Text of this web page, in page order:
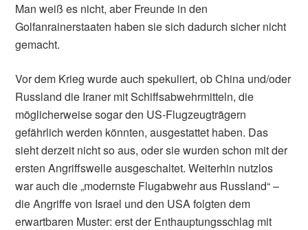
Man weiß es nicht, aber Freunde in den
Golfanrainerstaaten haben sie sich dadurch sicher nicht
gemacht.
Vor dem Krieg wurde auch spekuliert, ob China und/oder
Russland die Iraner mit Schiffsabwehrmitteln, die
möglicherweise sogar den US-Flugzeugträgern
gefährlich werden könnten, ausgestattet haben. Das
sieht derzeit nicht so aus, oder sie wurden schon mit der
ersten Angriffswelle ausgeschaltet. Weiterhin nutzlos
war auch die „modernste Flugabwehr aus Russland“ –
die Angriffe von Israel und den USA folgten dem
erwartbaren Muster: erst der Enthauptungsschlag mit